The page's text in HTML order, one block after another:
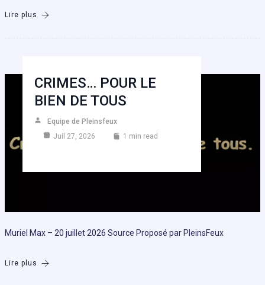
Lire plus
CRIMES… POUR LE
BIEN DE TOUS
Equipe de Pleinsfeux
Juil 27, 2026
1 min read
Muriel Max – 20 juillet 2026 Source Proposé par PleinsFeux
Lire plus